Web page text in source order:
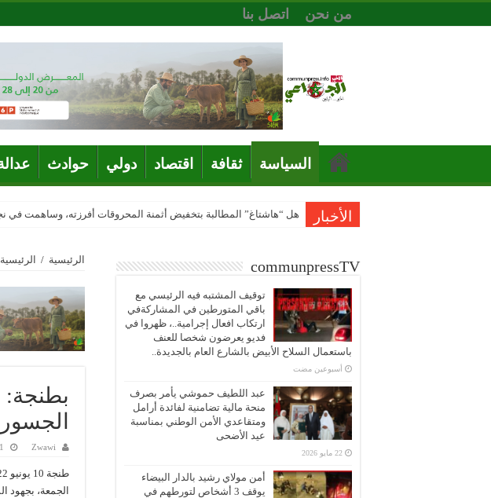
من نحن اتصل بنا
السياسة ثقافة اقتصاد دولي حوادث
الأخبار هل “هاشتاغ” المطالبة بتخفيض أثمنة المحروقات أفرزته، وساهمت
الرئيسية / الرئيسية
بطنجة:
Zwawi
11
الجمعة، بجهود
communpressTV
توقيف المشتبه فيه الرئيسي مع
باقي المتورطين في المشاركةفي
ارتكاب افعال إجرامية..، ظهروا في
فديو يعرضون شخصا للعنف
باستعمال السلاح الأبيض بالشارع العام بالجديدة..
‏أسبوعين مضت
عبد اللطيف حموشي يأمر بصرف
منحة مالية تضامنية لفائدة أرامل
ومتقاعدي الأمن الوطني بمناسبة
عيد الأضحى
22 مايو 2026
أمن مولاي رشيد بالدار البيضاء
يوقف 3 أشخاص لتورطهم في